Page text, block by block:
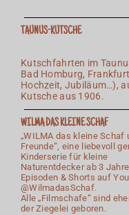
TAUNUS-KUTSCHE
Kutschfahrten im
Bad Homburg,
Hochzeit, Jubiläum…),
Kutsche aus 1906.
WILMA DAS KLEINE SCHAF
„WILMA das kleine Schaf
Freunde“, eine liebevoll
Kinderserie für kleine
Naturentdecker ab 3
Episoden & Shorts auf
@WilmadasSchaf.
Alle „Filmschafe“ sind
der Ziegelei geboren.